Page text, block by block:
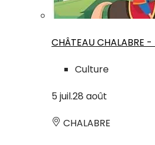
CHÂTEAU CHALABRE -
Culture
5 juil.28 août
CHALABRE